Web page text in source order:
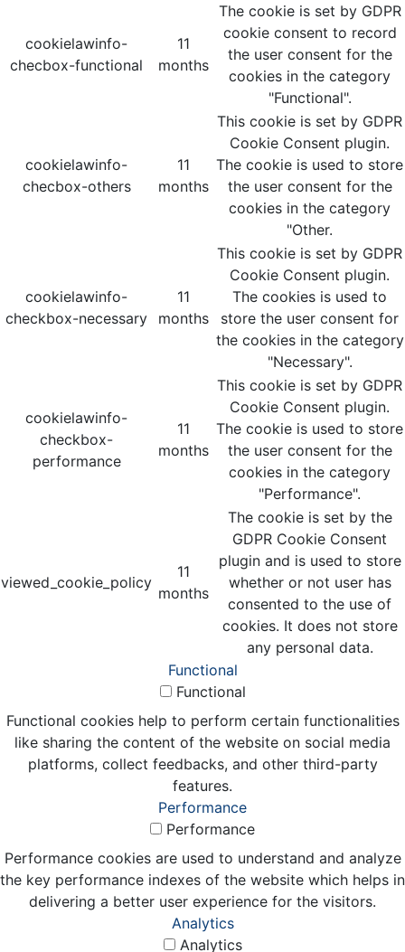
cookielawinfo-
checbox-functional
11
months
The cookie is set by GDPR
cookie consent to record
the user consent for the
cookies in the category
"Functional".
cookielawinfo-
checbox-others
11
months
This cookie is set by GDPR
Cookie Consent plugin.
The cookie is used to store
the user consent for the
cookies in the category
"Other.
cookielawinfo-
checkbox-necessary
11
months
This cookie is set by GDPR
Cookie Consent plugin.
The cookies is used to
store the user consent for
the cookies in the category
"Necessary".
cookielawinfo-
checkbox-
performance
11
months
This cookie is set by GDPR
Cookie Consent plugin.
The cookie is used to store
the user consent for the
cookies in the category
"Performance".
viewed_cookie_policy
11
months
The cookie is set by the
GDPR Cookie Consent
plugin and is used to store
whether or not user has
consented to the use of
cookies. It does not store
any personal data.
Functional
Functional
Functional cookies help to perform certain functionalities
like sharing the content of the website on social media
platforms, collect feedbacks, and other third-party
features.
Performance
Performance
Performance cookies are used to understand and analyze
the key performance indexes of the website which helps in
delivering a better user experience for the visitors.
Analytics
Analytics